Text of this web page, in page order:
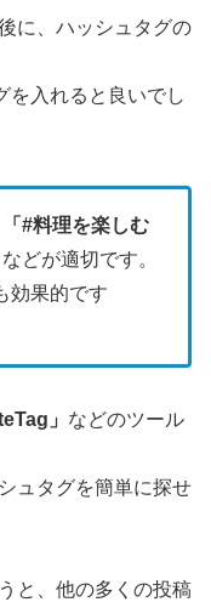
に、ハッシュタグの
を入れると良いでし
「#料理を楽しむ
などが適切です。
効果的です
」 などのツール
ュタグを簡単に探せ
と、他の多くの投稿